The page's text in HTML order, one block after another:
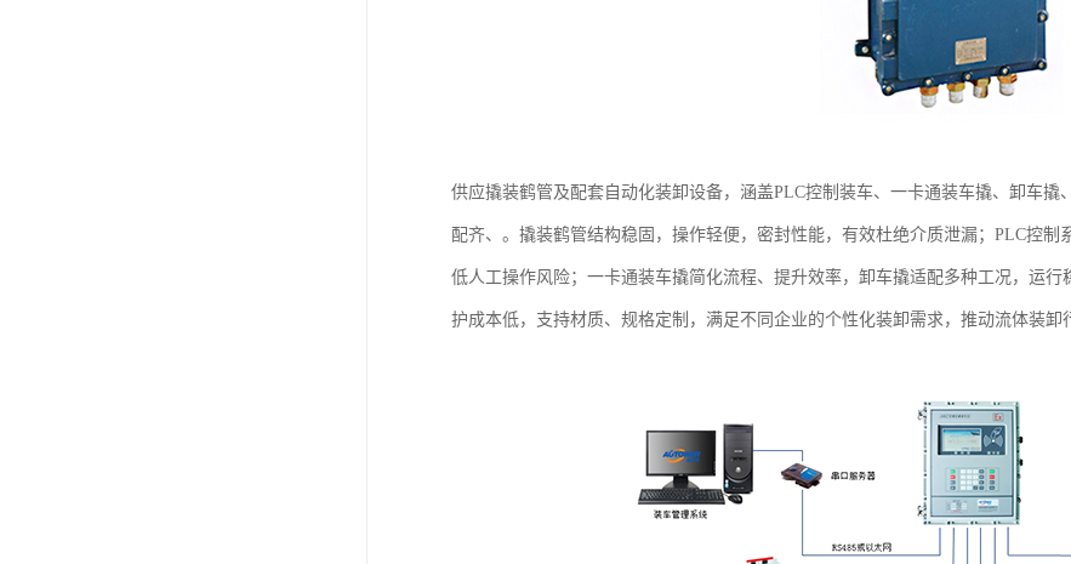
供应撬装鹤管及配套自动化装卸设备，涵盖PLC控制装车、一卡通装车撬、卸车
配齐、。撬装鹤管结构稳固，操作轻便，密封性能，有效杜绝介质泄漏；PLC控
低人工操作风险；一卡通装车撬简化流程、提升效率，卸车撬适配多种工况，运
护成本低，支持材质、规格定制，满足不同企业的个性化装卸需求，推动流体装卸